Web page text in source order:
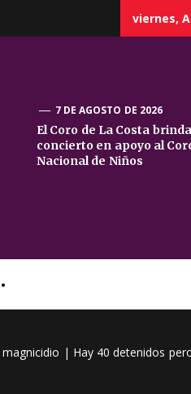
viernes,
7 DE AGOSTO DE 2026
El Coro de La Costa
concierto en apoyo al
Nacional de Niños
•
| Hay 40 detenidos